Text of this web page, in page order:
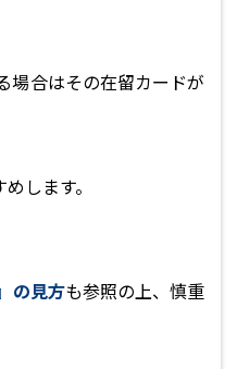
場合はその在留カードが
します。
の見方も参照の上、慎重